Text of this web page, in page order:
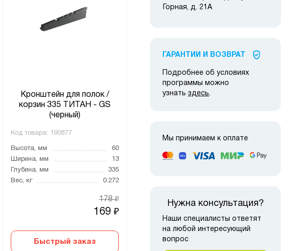
Кронштейн для полок /
корзин 335 ТИТАН - GS
(черный)
Код товара: 190877
Высота, мм
60
Ширина, мм
13
Глубина, мм
335
Вес, кг
0.272
169 ₽
178₽
Быстрый заказ
Ширина, мм
30
Быстрый заказ
Горная, д. 21А
ГАРАНТИИ И ВОЗВРАТ
Подробнее об условиях
программы можно
узнать здесь.
Мы принимаем к оплате
Нужна консультация?
Наши специалисты ответят
на любой интересующий
вопрос